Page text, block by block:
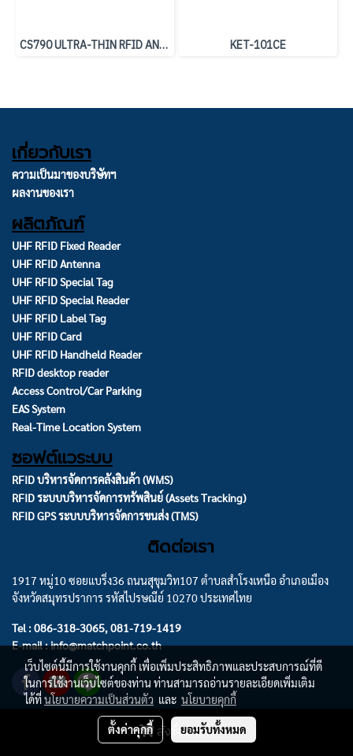
สั่งซื้อสินค้า
CS790 ULTRA-THIN RFID ANTENNA - 700x250x6 mm KET-101CE
เกี่ยวกับเรา
ความเป็นมาของบริษัทฯ
ผลงานของเรา
ผลิตภัณฑ์
UHF RFID Fixed Reader
UHF RFID Antenna
UHF RFID Special Tag
UHF RFID Special Reader
UHF RFID Label Tag
UHF RFID Card
UHF RFID Handheld Reader
RFID desktop reader
Access Control/Car Parking
EAS System
Real-Time Location System
ซอฟต์แวระบบ
RFID บริหารจัดการคลังสินค้า (WMS)
RFID ระบบบริหารจัดการทรัพสินย์ (Assets Tracking)
RFID GPS ระบบบริหารจัดการขนส่ง (TMS)
ติดต่อเรา
1917 หมู่10 ซอยแบริ่ง36 ถนนสุขุมวิท107 ตำบลสำโรงเหนือ อำเภอเมือง
จังหวัดสมุทรปราการ รหัสไปรษณีย์ 10270 ประเทศไทย
Tel : 086-318-3065, 081-719-1419
E-mail : info@matchpoint.co.th
เว็บไซต์นี้มีการใช้งานคุกกี้ เพื่อเพิ่มประสิทธิภาพและประสบการณ์ที่ดี
ในการใช้งานเว็บไซต์ของท่าน ท่านสามารถอ่านรายละเอียดเพิ่มเติม
ได้ที่นโยบายความเป็นส่วนตัว และ นโยบายคุกกี้
ตั้งค่าคุกกี้ ยอมรับทั้งหมด